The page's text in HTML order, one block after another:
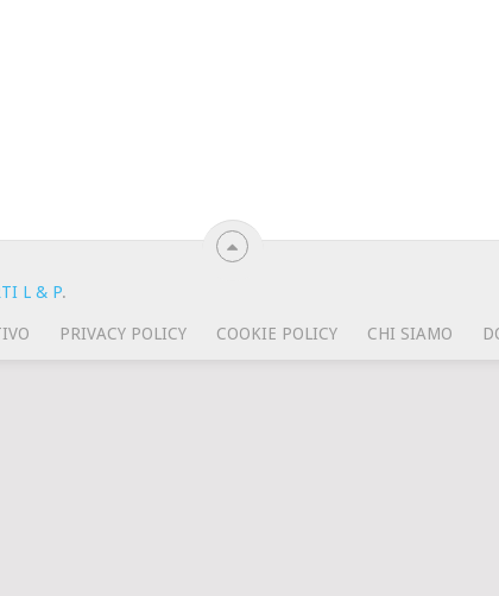
L & P.
PRIVACY POLICY COOKIE POLICY CHI SIAMO